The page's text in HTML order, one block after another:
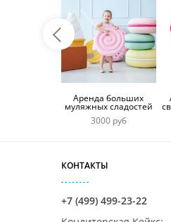
Аренда больших
муляжных сладостей
3000 руб
КОНТАКТЫ
+7 (499) 499-23-22